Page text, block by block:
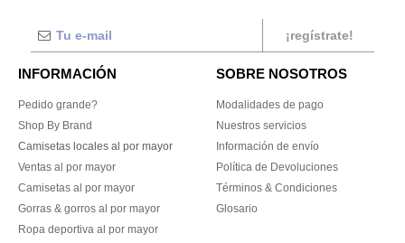
¡regístrate!
INFORMACIÓN
Pedido grande?
Shop By Brand
Camisetas locales al por mayor
Ventas al por mayor
Camisetas al por mayor
Gorras & gorros al por mayor
Ropa deportiva al por mayor
SOBRE NOSOTROS
Modalidades de pago
Nuestros servicios
Información de envío
Política de Devoluciones
Términos & Condiciones
Glosario